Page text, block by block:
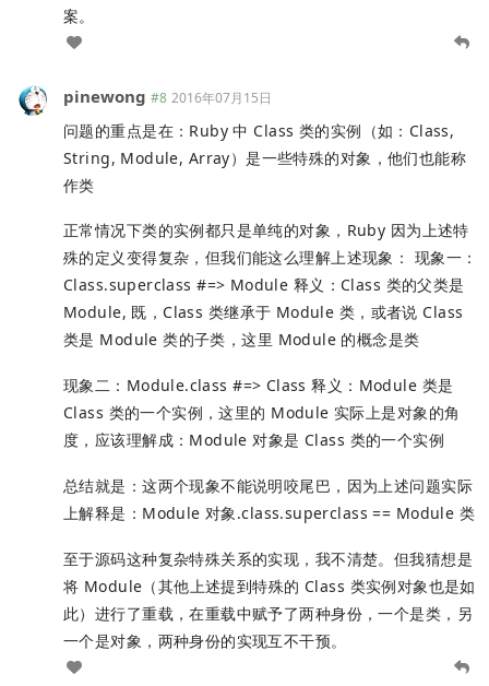
案。
pinewong #8 2016年07月15日
问题的重点是在：Ruby 中 Class 类的实例（如：Class,
String, Module, Array）是一些特殊的对象，他们也能称
作类
正常情况下类的实例都只是单纯的对象，Ruby 因为上述特
殊的定义变得复杂，但我们能这么理解上述现象： 现象一：
Class.superclass #=> Module 释义：Class 类的父类是
Module, 既，Class 类继承于 Module 类，或者说 Class
类是 Module 类的子类，这里 Module 的概念是类
现象二：Module.class #=> Class 释义：Module 类是
Class 类的一个实例，这里的 Module 实际上是对象的角
度，应该理解成：Module 对象是 Class 类的一个实例
总结就是：这两个现象不能说明咬尾巴，因为上述问题实际
上解释是：Module 对象.class.superclass == Module 类
至于源码这种复杂特殊关系的实现，我不清楚。但我猜想是
将 Module（其他上述提到特殊的 Class 类实例对象也是如
此）进行了重载，在重载中赋予了两种身份，一个是类，另
一个是对象，两种身份的实现互不干预。